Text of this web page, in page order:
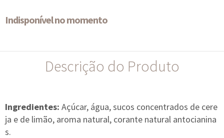
Indisponível no momento
Descrição do Produto
Ingredientes: Açúcar, água, sucos concentrados de cere
ja e de limão, aroma natural, corante natural antocianina
s.